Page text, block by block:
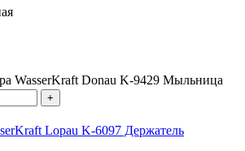
WasserKraft Donau K-9429 Мыльница